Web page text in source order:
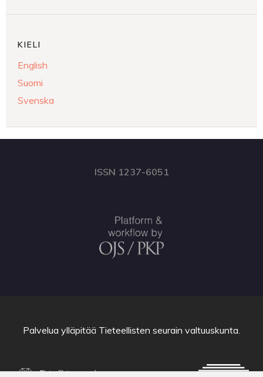
KIELI
English
Suomi
Svenska
ISSN 1237-6051
Palvelua ylläpitää Tieteellisten seurain valtuuskunta